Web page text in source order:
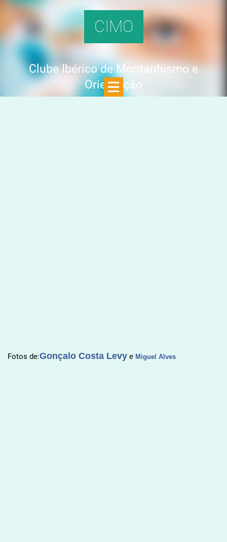
CIMO
Clube Ibérico de Montanhismo e
Orientação
Fotos de:Gonçalo Costa Levye Miguel Alves